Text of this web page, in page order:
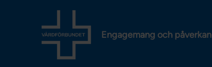
Engagemang och påverkan